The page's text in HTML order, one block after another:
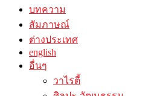
บทความ
สัมภาษณ์
ต่างประเทศ
english
อื่นๆ
วาไรตี้